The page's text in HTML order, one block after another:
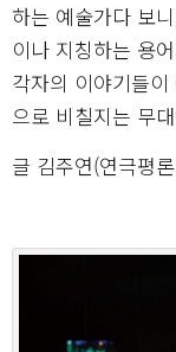
하는 예술가다 보
이나 지칭하는 용
각자의 이야기들
으로 비칠지는 무
글 김주연(연극평